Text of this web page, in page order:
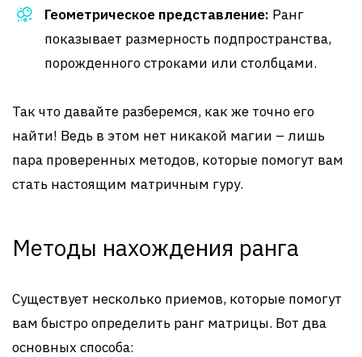
Геометрическое представление: Ранг
показывает размерность подпространства,
порожденного строками или столбцами.
Так что давайте разберемся, как же точно его
найти! Ведь в этом нет никакой магии – лишь
пара проверенных методов, которые помогут вам
стать настоящим матричным гуру.
Методы нахождения ранга
Существует несколько приемов, которые помогут
вам быстро определить ранг матрицы. Вот два
основных способа: